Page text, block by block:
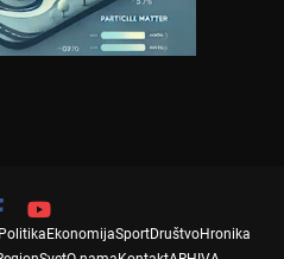
EkonomijaSportDruštvoHronika